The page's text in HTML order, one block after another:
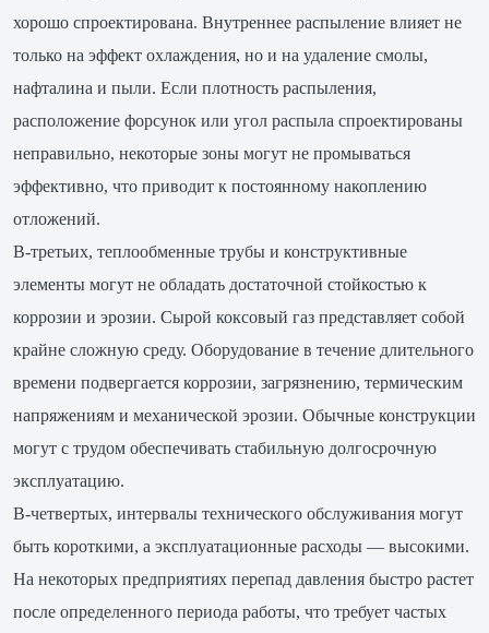
хорошо спроектирована. Внутреннее распыление влияет не
только на эффект охлаждения, но и на удаление смолы,
нафталина и пыли. Если плотность распыления,
расположение форсунок или угол распыла спроектированы
неправильно, некоторые зоны могут не промываться
эффективно, что приводит к постоянному накоплению
отложений.
В-третьих, теплообменные трубы и конструктивные
элементы могут не обладать достаточной стойкостью к
коррозии и эрозии. Сырой коксовый газ представляет собой
крайне сложную среду. Оборудование в течение длительного
времени подвергается коррозии, загрязнению, термическим
напряжениям и механической эрозии. Обычные конструкции
могут с трудом обеспечивать стабильную долгосрочную
эксплуатацию.
В-четвертых, интервалы технического обслуживания могут
быть короткими, а эксплуатационные расходы — высокими.
На некоторых предприятиях перепад давления быстро растет
после определенного периода работы, что требует частых